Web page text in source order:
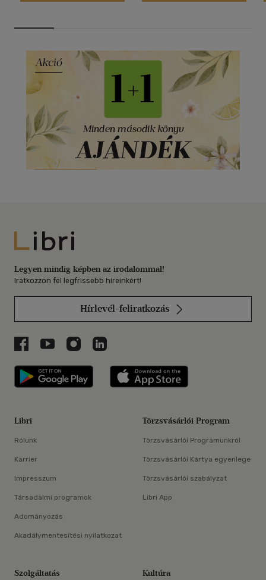
Libri
Legyen mindig képben az irodalommal!
Iratkozzon fel legfrissebb híreinkért!
Hírlevél-feliratkozás
Libri a Facebookon
Libri a Youtube-on
Libri az Instagramon
Libri a LinkedInen
Libri applikáció Szerezd meg: Google
Libri
Rólunk
Karrier
Impresszum
Társadalmi programok
Adományozás
Akadálymentesítési nyilatkozat
Törzsvásárlói Program
Törzsvásárlói Programunkról
Törzsvásárlói Kártya egyenlege
Törzsvásárlói szabályzat
Libri App
Szolgáltatás Kultúra